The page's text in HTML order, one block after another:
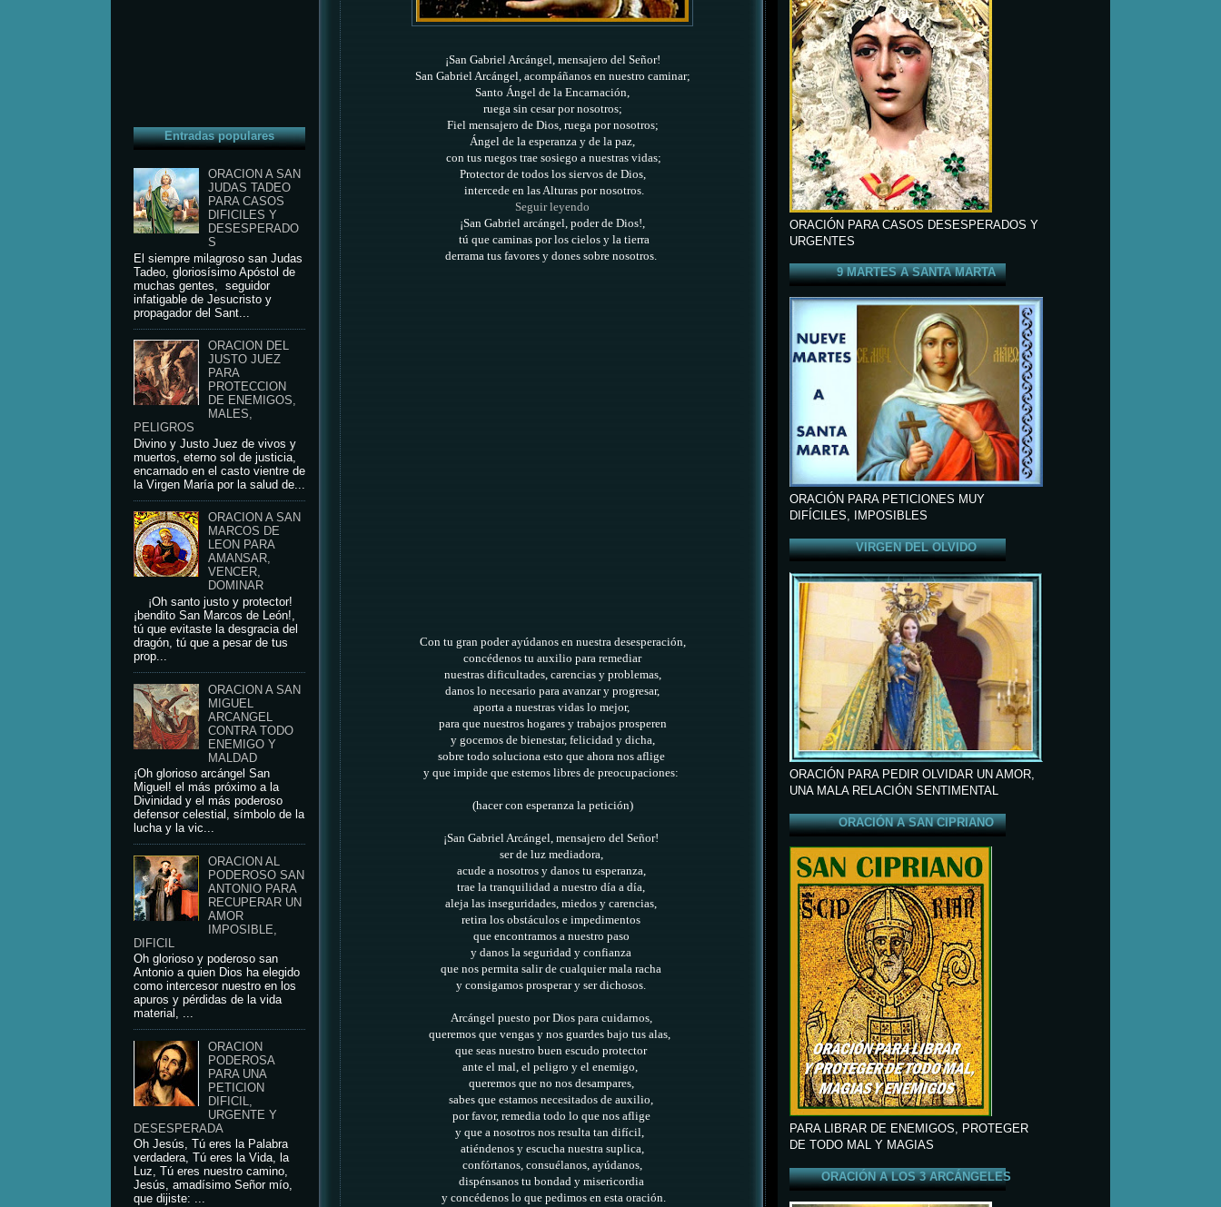
Entradas populares
ORACION A SAN
JUDAS TADEO
PARA CASOS
DIFICILES Y
DESESPERADO
S
El siempre milagroso san Judas
Tadeo, gloriosísimo Apóstol de
muchas gentes, seguidor
infatigable de Jesucristo y
propagador del Sant...
ORACION DEL
JUSTO JUEZ
PARA
PROTECCION
DE ENEMIGOS,
MALES,
PELIGROS
Divino y Justo Juez de vivos y
muertos, eterno sol de justicia,
encarnado en el casto vientre de
la Virgen María por la salud de...
ORACION A SAN
MARCOS DE
LEON PARA
AMANSAR,
VENCER,
DOMINAR
¡Oh santo justo y protector!
¡bendito San Marcos de León!,
tú que evitaste la desgracia del
dragón, tú que a pesar de tus
prop...
ORACION A SAN
MIGUEL
ARCANGEL
CONTRA TODO
ENEMIGO Y
MALDAD
¡Oh glorioso arcángel San
Miguel! el más próximo a la
Divinidad y el más poderoso
defensor celestial, símbolo de la
lucha y la vic...
ORACION AL
PODEROSO SAN
ANTONIO PARA
RECUPERAR UN
AMOR
IMPOSIBLE,
DIFICIL
Oh glorioso y poderoso san
Antonio a quien Dios ha elegido
como intercesor nuestro en los
apuros y pérdidas de la vida
material, ...
ORACION
PODEROSA
PARA UNA
PETICION
DIFICIL,
URGENTE Y
DESESPERADA
Oh Jesús, Tú eres la Palabra
verdadera, Tú eres la Vida, la
Luz, Tú eres nuestro camino,
Jesús, amadísimo Señor mío,
que dijiste: ...
¡San Gabriel Arcángel, mensajero del Señor!
San Gabriel Arcángel, acompáñanos en nuestro caminar;
Santo Ángel de la Encarnación,
ruega sin cesar por nosotros;
Fiel mensajero de Dios, ruega por nosotros;
Ángel de la esperanza y de la paz,
con tus ruegos trae sosiego a nuestras vidas;
Protector de todos los siervos de Dios,
intercede en las Alturas por nosotros.
Seguir leyendo
¡San Gabriel arcángel, poder de Dios!,
tú que caminas por los cielos y la tierra
derrama tus favores y dones sobre nosotros.
Con tu gran poder ayúdanos en nuestra desesperación,
concédenos tu auxilio para remediar
nuestras dificultades, carencias y problemas,
danos lo necesario para avanzar y progresar,
aporta a nuestras vidas lo mejor,
para que nuestros hogares y trabajos prosperen
y gocemos de bienestar, felicidad y dicha,
sobre todo soluciona esto que ahora nos aflige
y que impide que estemos libres de preocupaciones:
(hacer con esperanza la petición)
¡San Gabriel Arcángel, mensajero del Señor!
ser de luz mediadora,
acude a nosotros y danos tu esperanza,
trae la tranquilidad a nuestro día a día,
aleja las inseguridades, miedos y carencias,
retira los obstáculos e impedimentos
que encontramos a nuestro paso
y danos la seguridad y confianza
que nos permita salir de cualquier mala racha
y consigamos prosperar y ser dichosos.
Arcángel puesto por Dios para cuidarnos,
queremos que vengas y nos guardes bajo tus alas,
que seas nuestro buen escudo protector
ante el mal, el peligro y el enemigo,
queremos que no nos desampares,
sabes que estamos necesitados de auxilio,
por favor, remedia todo lo que nos aflige
y que a nosotros nos resulta tan difícil,
atiéndenos y escucha nuestra suplica,
confórtanos, consuélanos, ayúdanos,
dispénsanos tu bondad y misericordia
y concédenos lo que pedimos en esta oración.
ORACIÓN PARA CASOS DESESPERADOS Y
URGENTES
9 MARTES A SANTA MARTA
ORACIÓN PARA PETICIONES MUY
DIFÍCILES, IMPOSIBLES
VIRGEN DEL OLVIDO
ORACIÓN PARA PEDIR OLVIDAR UN AMOR,
UNA MALA RELACIÓN SENTIMENTAL
ORACIÓN A SAN CIPRIANO
PARA LIBRAR DE ENEMIGOS, PROTEGER
DE TODO MAL Y MAGIAS
ORACIÓN A LOS 3 ARCÁNGELES